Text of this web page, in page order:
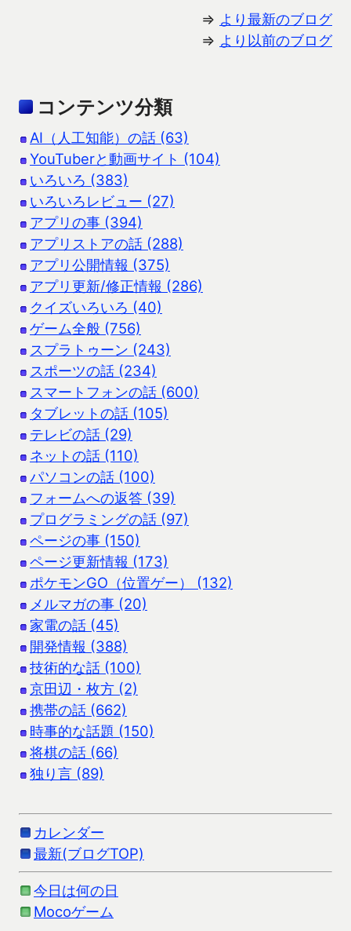
⇒ より最新のブログ
⇒ より以前のブログ
コンテンツ分類
AI（人工知能）の話 (63)
YouTuberと動画サイト (104)
いろいろ (383)
いろいろレビュー (27)
アプリの事 (394)
アプリストアの話 (288)
アプリ公開情報 (375)
アプリ更新/修正情報 (286)
クイズいろいろ (40)
ゲーム全般 (756)
スプラトゥーン (243)
スポーツの話 (234)
スマートフォンの話 (600)
タブレットの話 (105)
テレビの話 (29)
ネットの話 (110)
パソコンの話 (100)
フォームへの返答 (39)
プログラミングの話 (97)
ページの事 (150)
ページ更新情報 (173)
ポケモンGO（位置ゲー） (132)
メルマガの事 (20)
家電の話 (45)
開発情報 (388)
技術的な話 (100)
京田辺・枚方 (2)
携帯の話 (662)
時事的な話題 (150)
将棋の話 (66)
独り言 (89)
カレンダー
最新(ブログTOP)
今日は何の日
Mocoゲーム